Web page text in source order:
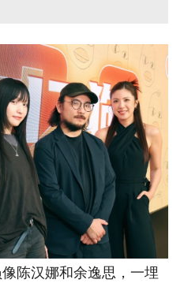
陈汉娜和余逸思，一埋